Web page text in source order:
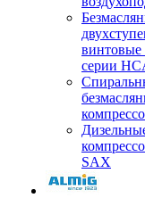
винтовые
серии
SAX